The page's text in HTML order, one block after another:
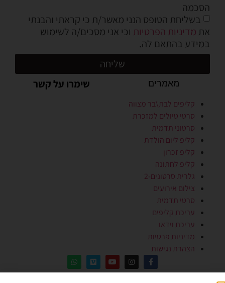
הסכמה
בשליחת הטופס הנני מאשר/ת כי קראתי והבנתי
את מדיניות הפרטיות וכי אני מסכים/ה לשימוש
במידע בהתאם לה.
שליחה
מאמרים
קליפים לבת\בר מצווה
סרטי טיולים למזכרת
סרטוני תדמית
קליפ ליום הולדת
קליפ זכרון
קליפ לחתונה
גלרית סרטונים-2
צילום אירועים
סרטי תדמית
עריכת קליפים
עריכת וידאו
מדיניות פרטיות
הצהרת נגישות
שימרו על קשר